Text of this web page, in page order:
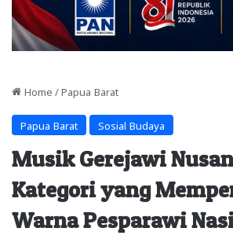
Home / Papua Barat
Papua Barat Sosial Budaya
Musik Gerejawi
Kategori yang
Warna Pesparawi